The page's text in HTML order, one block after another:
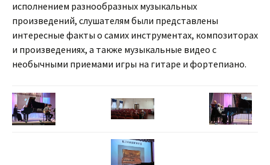
исполнением разнообразных музыкальных
произведений, слушателям были представлены
интересные факты о самих инструментах, композиторах
и произведениях, а также музыкальные видео с
необычными приемами игры на гитаре и фортепиано.